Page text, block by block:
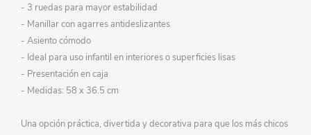
- 3 ruedas para mayor estabilidad
- Manillar con agarres antideslizantes
- Asiento cómodo
- Ideal para uso infantil en interiores o superficies lisas
- Presentación en caja
- Medidas: 58 x 36.5 cm
Una opción práctica, divertida y decorativa para que los más chicos